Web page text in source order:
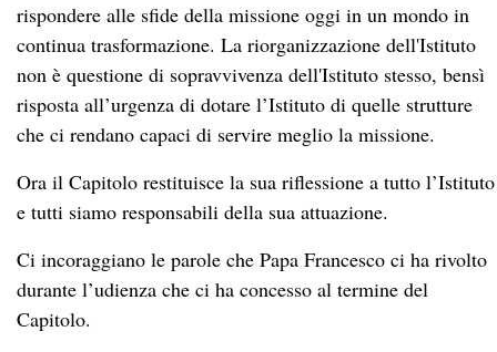
rispondere alle sfide della missione oggi in un mondo in
continua trasformazione. La riorganizzazione dell'Istituto
non è questione di sopravvivenza dell'Istituto stesso, bensì
risposta all’urgenza di dotare l’Istituto di quelle strutture
che ci rendano capaci di servire meglio la missione.
Ora il Capitolo restituisce la sua riflessione a tutto l’Istituto
e tutti siamo responsabili della sua attuazione.
Ci incoraggiano le parole che Papa Francesco ci ha rivolto
durante l’udienza che ci ha concesso al termine del
Capitolo.